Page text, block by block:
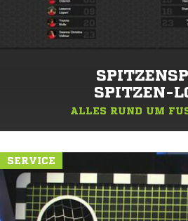
SPITZEN-
ALLES RUND UM
SERVICE